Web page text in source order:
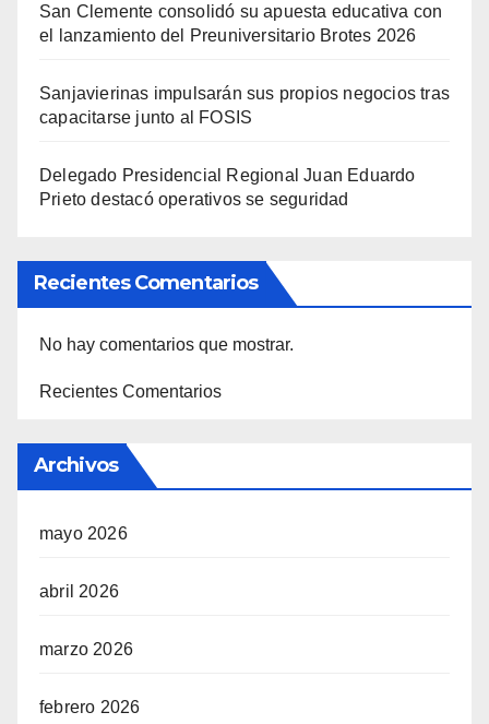
San Clemente consolidó su apuesta educativa con
el lanzamiento del Preuniversitario Brotes 2026
Sanjavierinas impulsarán sus propios negocios tras
capacitarse junto al FOSIS
Delegado Presidencial Regional Juan Eduardo
Prieto destacó operativos se seguridad
Recientes Comentarios
No hay comentarios que mostrar.
Recientes Comentarios
Archivos
mayo 2026
abril 2026
marzo 2026
febrero 2026